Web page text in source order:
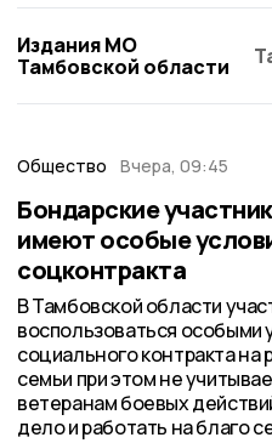
Издания МО
Тамбовской области
Общество Вчера, 09:45
Бондарские
имеют особые
соцконтракта
В Тамбовской области
воспользоваться особыми
социального контракта на
семьи при этом не
ветеранам боевых
дело и работать на благо